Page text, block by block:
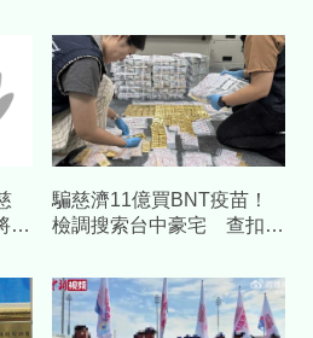
採
騙慈濟11億買BNT疫苗！
檢調搜索台中豪宅 查扣逾